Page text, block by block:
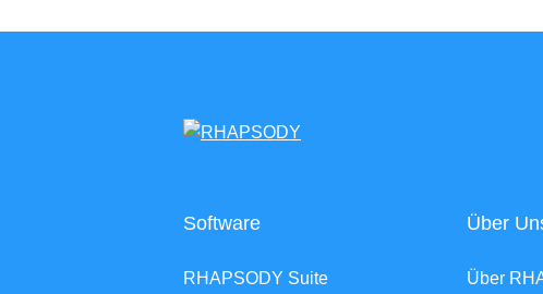
Software
RHAPSODY Suite
Über
Über